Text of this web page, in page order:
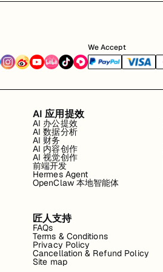
We Accept
AI 应用提效
AI 办公提效
AI 数据分析
AI 财务
AI 内容创作
AI 视觉创作
前端开发
Hermes Agent
OpenClaw 本地智能体
匠人支持
FAQs
Terms & Conditions
Privacy Policy
Cancellation & Refund Policy
Site map